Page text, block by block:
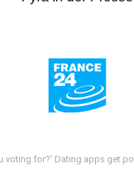
voting for?' Dating apps get